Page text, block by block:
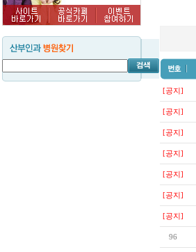
[공지]
[공지]
[공지]
[공지]
[공지]
[공지]
[공지]
96